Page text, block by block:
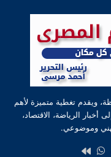
ويقدم تغطية متميزة لأهم
أخبار الرياضة، الاقتصاد،
مهني وموضوعي.
‫TikTokواتساب